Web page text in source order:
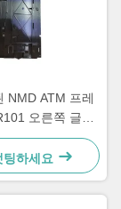
NMD ATM 프레
오른쪽 글로
리스 A006322
팅하세요